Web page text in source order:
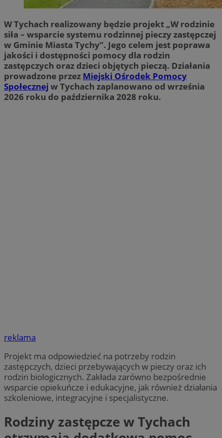
W Tychach realizowany będzie projekt „W rodzinie
siła – wsparcie systemu rodzinnej pieczy zastępczej
w Gminie Miasta Tychy”. Jego celem jest poprawa
jakości i dostępności pomocy dla rodzin
zastępczych oraz dzieci objętych pieczą. Działania
prowadzone przez Miejski Ośrodek Pomocy
Społecznej w Tychach zaplanowano od września
2026 roku do października 2028 roku.
reklama
Projekt ma odpowiedzieć na potrzeby rodzin
zastępczych, dzieci przebywających w pieczy oraz ich
rodzin biologicznych. Zakłada zarówno bezpośrednie
wsparcie opiekuńcze i edukacyjne, jak również działania
szkoleniowe, integracyjne i specjalistyczne.
Rodziny zastępcze w Tychach